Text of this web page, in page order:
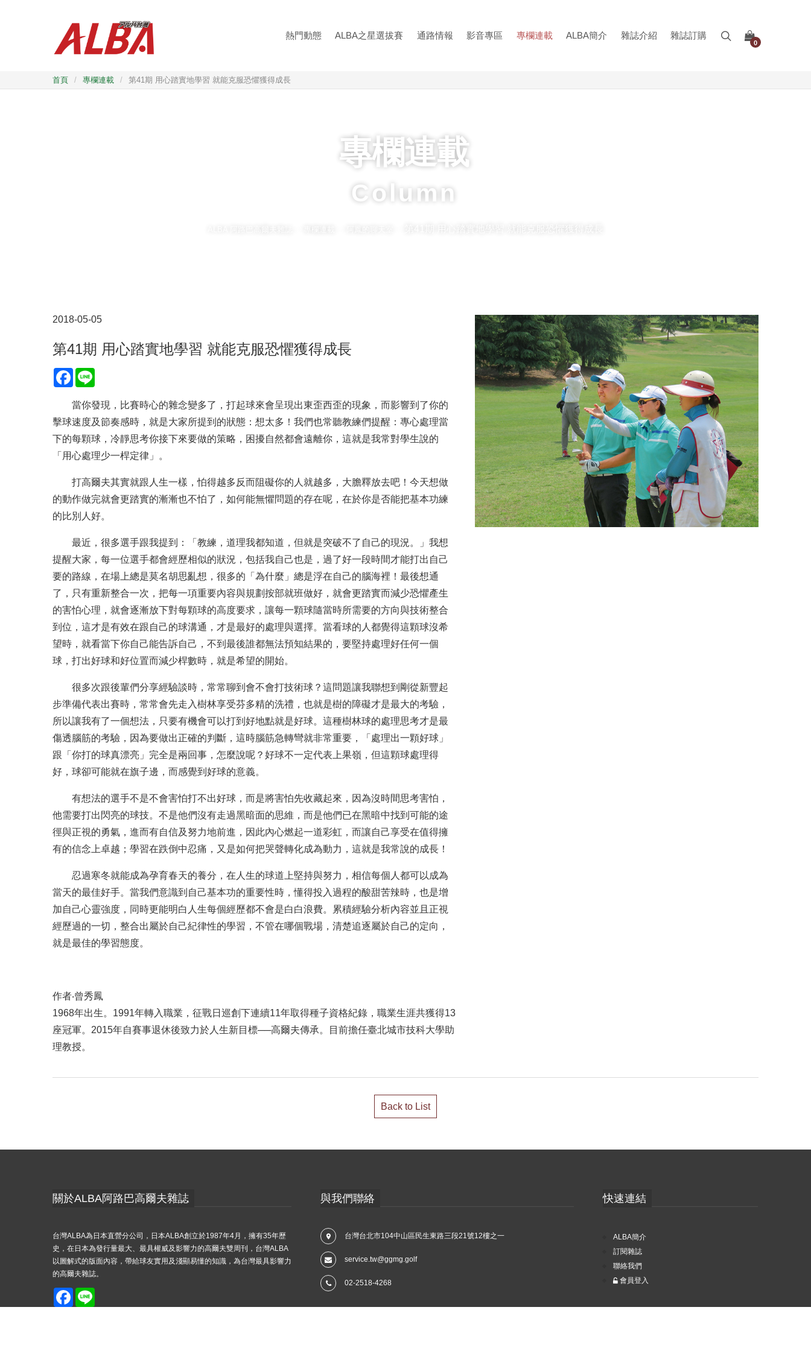
熱門動態 ALBA之星選拔賽 通路情報 影音專區 專欄連載 ALBA簡介 雜誌介紹 雜誌訂購
0
首頁 / 專欄連載 / 第41期 用心踏實地學習 就能克服恐懼獲得成長
專欄連載
Column
2018-05-05
第41期 用心踏實地學習 就能克服恐懼獲得成長
Facebook
當你發現，比賽時心的雜念變多了，打起球來會呈現出東歪西歪的現象，而影響到了你的
擊球速度及節奏感時，就是大家所提到的狀態：想太多！我們也常聽教練們提醒：專心處理當
下的每顆球，冷靜思考你接下來要做的策略，困擾自然都會遠離你，這就是我常對學生說的
「用心處理少一桿定律」。
打高爾夫其實就跟人生一樣，怕得越多反而阻礙你的人就越多，大膽釋放去吧！今天想做
的動作做完就會更踏實的漸漸也不怕了，如何能無懼問題的存在呢，在於你是否能把基本功練
的比別人好。
最近，很多選手跟我提到：「教練，道理我都知道，但就是突破不了自己的現況。」我想
提醒大家，每一位選手都會經歷相似的狀況，包括我自己也是，過了好一段時間才能打出自己
要的路線，在場上總是莫名胡思亂想，很多的「為什麼」總是浮在自己的腦海裡！最後想通
了，只有重新整合一次，把每一項重要內容與規劃按部就班做好，就會更踏實而減少恐懼產生
的害怕心理，就會逐漸放下對每顆球的高度要求，讓每一顆球隨當時所需要的方向與技術整合
到位，這才是有效在跟自己的球溝通，才是最好的處理與選擇。當看球的人都覺得這顆球沒希
望時，就看當下你自己能告訴自己，不到最後誰都無法預知結果的，要堅持處理好任何一個
球，打出好球和好位置而減少桿數時，就是希望的開始。
很多次跟後輩們分享經驗談時，常常聊到會不會打技術球？這問題讓我聯想到剛從新豐起
步準備代表出賽時，常常會先走入樹林享受芬多精的洗禮，也就是樹的障礙才是最大的考驗，
所以讓我有了一個想法，只要有機會可以打到好地點就是好球。這種樹林球的處理思考才是最
傷透腦筋的考驗，因為要做出正確的判斷，這時腦筋急轉彎就非常重要，「處理出一顆好球」
跟「你打的球真漂亮」完全是兩回事，怎麼說呢？好球不一定代表上果嶺，但這顆球處理得
好，球卻可能就在旗子邊，而感覺到好球的意義。
有想法的選手不是不會害怕打不出好球，而是將害怕先收藏起來，因為沒時間思考害怕，
他需要打出閃亮的球技。不是他們沒有走過黑暗面的思維，而是他們已在黑暗中找到可能的途
徑與正視的勇氣，進而有自信及努力地前進，因此內心燃起一道彩虹，而讓自己享受在值得擁
有的信念上卓越；學習在跌倒中忍痛，又是如何把哭聲轉化成為動力，這就是我常說的成長！
忍過寒冬就能成為孕育春天的養分，在人生的球道上堅持與努力，相信每個人都可以成為
當天的最佳好手。當我們意識到自己基本功的重要性時，懂得投入過程的酸甜苦辣時，也是增
加自己心靈強度，同時更能明白人生每個經歷都不會是白白浪費。累積經驗分析內容並且正視
經歷過的一切，整合出屬於自己紀律性的學習，不管在哪個戰場，清楚追逐屬於自己的定向，
就是最佳的學習態度。
作者‧曾秀鳳
1968年出生。1991年轉入職業，征戰日巡創下連續11年取得種子資格紀錄，職業生涯共獲得13
座冠軍。2015年自賽事退休後致力於人生新目標──高爾夫傳承。目前擔任臺北城市技科大學助
理教授。
Back to List
關於ALBA阿路巴高爾夫雜誌
台灣ALBA為日本直營分公司，日本ALBA創立於1987年4月，擁有35年歷
史，在日本為發行量最大、最具權威及影響力的高爾夫雙周刊，台灣ALBA
以圖解式的版面內容，帶給球友實用及淺顯易懂的知識，為台灣最具影響力
的高爾夫雜誌。
Facebook
與我們聯絡
台灣台北市104中山區民生東路三段21號12樓之一
service.tw@ggmg.golf
02-2518-4268
快速連結
ALBA簡介
訂閱雜誌
聯絡我們
會員登入